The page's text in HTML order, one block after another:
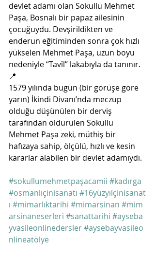
devlet adamı olan Sokullu Mehmet
Paşa, Bosnalı bir papaz ailesinin
çocuğuydu. Devşirildikten ve
enderun eğitiminden sonra çok hızlı
yükselen Mehmet Paşa, uzun boyu
nedeniyle “Tavîl” lakabıyla da tanınır.
📍
1579 yılında bugün (bir görüşe göre
yarın) İkindi Divanı’nda meczup
olduğu düşünülen bir derviş
tarafından öldürülen Sokullu
Mehmet Paşa zeki, müthiş bir
hafızaya sahip, ölçülü, hızlı ve kesin
kararlar alabilen bir devlet adamıydı.
#sokullumehmetpaşacamii #kadırga
#osmanlıçinisanatı #16yüzyılçinisanat
ı #mimarlıktarihi #mimarsinan #mim
arsinaneserleri #sanattarihi #ayseba
yvasileonlinedersler#aysebayvasileo
nlineatölye